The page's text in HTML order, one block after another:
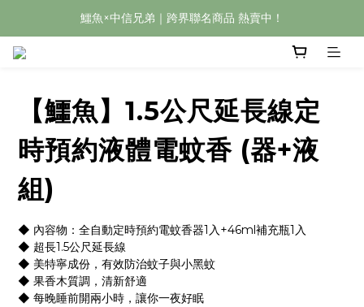
鱷魚×中信兄弟｜跨界聯名商品 熱賣中！
【鱷魚】1.5公尺延長線定
時預約液體電蚊香 (器+液
組)
◆ 內容物：全自動定時預約電蚊香器1入+46ml補充瓶1入
◆ 超長1.5公尺延長線
◆ 美特寧成份，有效防治蚊子與小黑蚊
◆ 果香木質調，清新舒適
◆ 每晚睡前開兩小時，讓你一夜好眠